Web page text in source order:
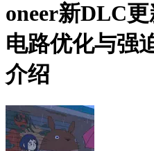
oneer新DLC
电路优化与强
介绍